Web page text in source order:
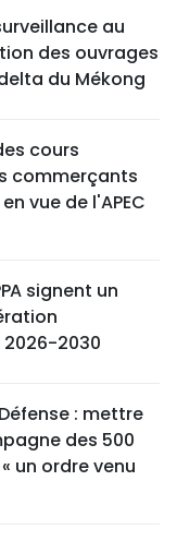
au
des ouvrages
du Mékong
cours
commerçants
vue de l'APEC
signent un
2030
: mettre
des 500
un ordre venu